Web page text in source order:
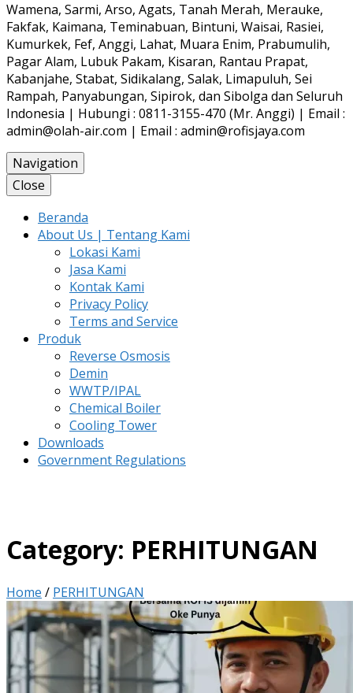
Wamena, Sarmi, Arso, Agats, Tanah Merah, Merauke,
Fakfak, Kaimana, Teminabuan, Bintuni, Waisai, Rasiei,
Kumurkek, Fef, Anggi, Lahat, Muara Enim, Prabumulih,
Pagar Alam, Lubuk Pakam, Kisaran, Rantau Prapat,
Kabanjahe, Stabat, Sidikalang, Salak, Limapuluh, Sei
Rampah, Panyabungan, Sipirok, dan Sibolga dan Seluruh
Indonesia | Hubungi : 0811-3155-470 (Mr. Anggi) | Email :
admin@olah-air.com | Email : admin@rofisjaya.com
Navigation
Close
Beranda
About Us | Tentang Kami
Lokasi Kami
Jasa Kami
Kontak Kami
Privacy Policy
Terms and Service
Produk
Reverse Osmosis
Demin
WWTP/IPAL
Chemical Boiler
Cooling Tower
Downloads
Government Regulations
Category: PERHITUNGAN
Home / PERHITUNGAN